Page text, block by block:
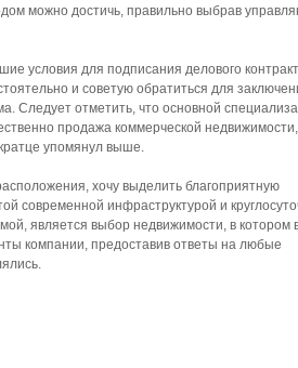
можно достичь, правильно выбрав
условия для подписания делового
и советую обратиться для
Следует отметить, что основной
продажа коммерческой
упомянул выше.
хочу выделить благоприятную
современной инфраструктурой и
является выбор недвижимости, в котором
компании, предоставив ответы на любые